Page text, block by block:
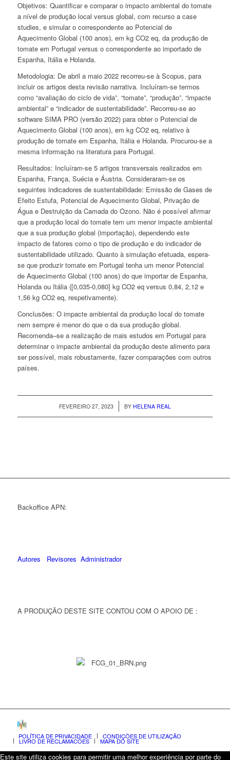
Objetivos: Quantificar e comparar o impacto ambiental do tomate
a nível de produção local versus global, com recurso a case
studies, e simular o correspondente ao Potencial de
Aquecimento Global (100 anos), em kg CO2eq, da produção de
tomate em Portugal versus o correspondente ao importado de
Espanha, Itália e Holanda.
Metodologia: De abril a maio 2022 recorreu-se à Scopus, para
incluir os artigos desta revisão narrativa. Incluíram-se termos
como “avaliação do ciclo de vida”, “tomate”, “produção”, “impacte
ambiental” e “indicador de sustentabilidade”. Recorreu-se ao
softwareSIMA PRO (versão 2022) para obter o Potencial de
Aquecimento Global (100 anos), em kg CO2eq, relativo à
produção de tomate em Espanha, Itália e Holanda. Procurou-se a
mesma informação na literatura para Portugal.
Resultados: Incluíram-se 5 artigos transversais realizados em
Espanha, França, Suécia e Áustria. Consideraram-se os
seguintes indicadores de sustentabilidade: Emissão de Gases de
Efeito Estufa, Potencial de Aquecimento Global, Privação de
Água e Destruição da Camada do Ozono. Não é possível afirmar
que a produção local do tomate tem um menor impacte ambiental
que a sua produção global (importação), dependendo este
impacto de fatores como o tipo de produção e do indicador de
sustentabilidade utilizado. Quanto à simulação efetuada, espera-
se que produzir tomate em Portugal tenha um menor Potencial
de Aquecimento Global (100 anos) do que importar de Espanha,
Holanda ou Itália ([0,035-0,080] kg CO2eq versus 0,84, 2,12 e
1,56 kg CO2eq, respetivamente).
Conclusões: O impacte ambiental da produção local do tomate
nem sempre é menor do que o da sua produção global.
Recomenda–se a realização de mais estudos em Portugal para
determinar o impacte ambiental da produção deste alimento para
ser possível, mais robustamente, fazer comparações com outros
países.
FEVEREIRO 27, 2023
/ BY HELENA REAL
Backoffice APN:
Autores Revisores Administrador
A PRODUÇÃO DESTE SITE CONTOU COM O APOIO DE :
POLÍTICA DE PRIVACIDADE CONDIÇÕES DE UTILIZAÇÃO
LIVRO DE RECLAMAÇÕES MAPA DO SITE
Este site utiliza cookies para permitir uma melhor experiência por parte do